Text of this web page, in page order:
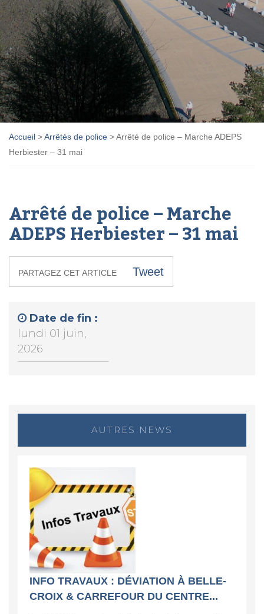
Accueil >Arrêtés de police >Arrêté de police – Marche ADEPS
Herbiester – 31 mai
Arrêté de police – Marche
ADEPS Herbiester – 31 mai
PARTAGEZ CET ARTICLE Tweet
Date de fin :
lundi 01 juin,
2026
AUTRES NEWS
INFO TRAVAUX : DÉVIATION À BELLE-
CROIX & CARREFOUR DU CENTRE...